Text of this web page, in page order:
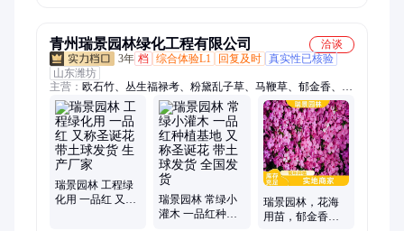
青州瑞景园林绿化工程有限公司
洽谈
3年 档 综合体验L1 回复及时 真实性已核验
山东潍坊
主营： 欧石竹、丛生福禄考、粉黛乱子草、马鞭草、郁金香、瓜
子黄杨、国庆菊、千屈菜、石菖蒲、冬青卫矛、芝樱、羽衣甘
蓝、三色堇、彩叶草、观赏草、水生植物
瑞景园林 工程绿
化用 一品红 又称
瑞景园林 常绿小
灌木 一品红种植
瑞景园林，花海
用苗，郁金香球